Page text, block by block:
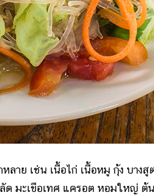
าย เช่น เนื้อไก่ เนื้อหมู กุ้ง บาง
ด มะเขือเทศ แครอต หอมใหญ่ ต้